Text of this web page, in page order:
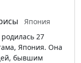
Япония
27
Япония. Она
бывшим